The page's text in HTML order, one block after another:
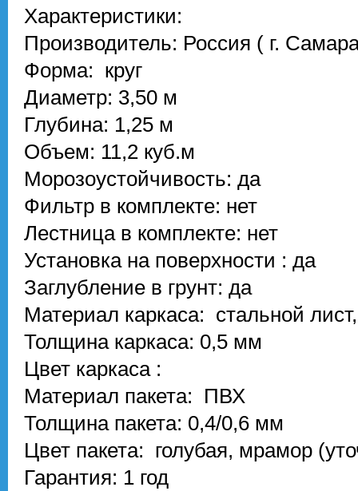
Характеристики:
Производитель: Россия ( г.
Форма: круг
Диаметр: 3,50 м
Глубина: 1,25 м
Объем: 11,2 куб.м
Морозоустойчивость: да
Фильтр в комплекте: нет
Лестница в комплекте: нет
Установка на поверхности : да
Заглубление в грунт: да
Материал каркаса: стальной
Толщина каркаса: 0,5 мм
Цвет каркаса :
Материал пакета: ПВХ
Толщина пакета: 0,4/0,6 мм
Цвет пакета: голубая, мрамор
Гарантия: 1 год